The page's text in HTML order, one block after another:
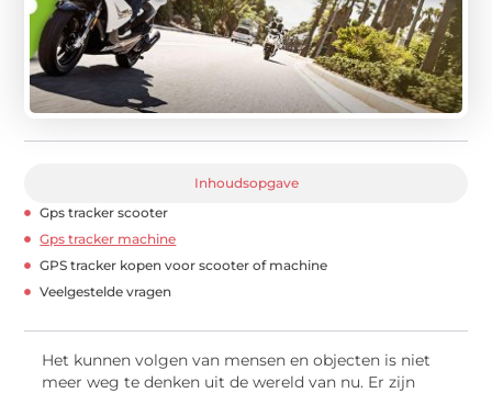
Inhoudsopgave
Gps tracker scooter
Gps tracker machine
GPS tracker kopen voor scooter of machine
Veelgestelde vragen
Het kunnen volgen van mensen en objecten is niet
meer weg te denken uit de wereld van nu. Er zijn